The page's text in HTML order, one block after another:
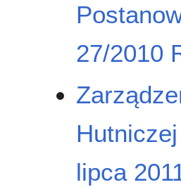
27/2010
lipca